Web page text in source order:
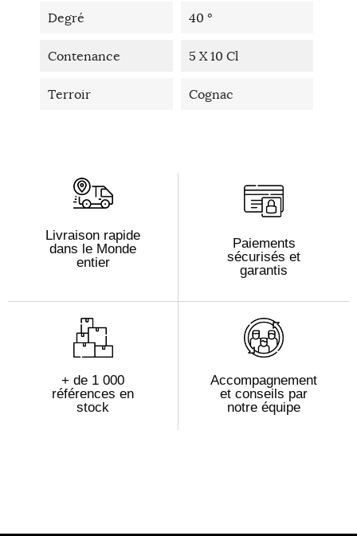
Degré 40 °
Contenance 5 X 10 Cl
Terroir Cognac
Livraison rapide
dans le Monde
entier
Paiements
sécurisés et
garantis
+ de 1 000
références en
stock
Accompagnement
et conseils par
notre équipe